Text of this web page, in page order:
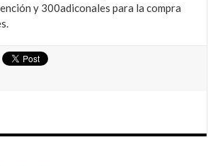
y 300adiconales para la compra